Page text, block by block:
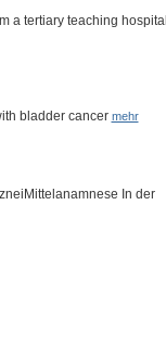
a tertiary teaching hospital
bladder cancer mehr
In der